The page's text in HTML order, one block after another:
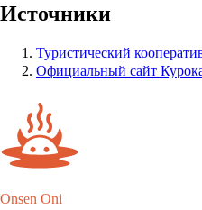
Источники
Туристический
Официальный сайт
Onsen Oni